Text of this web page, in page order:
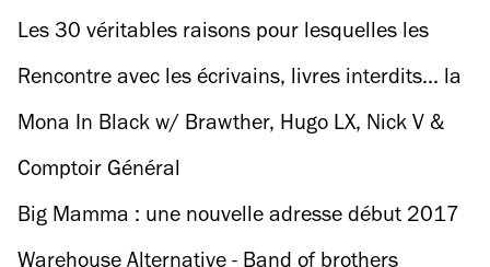
Les 30 véritables raisons pour lesquelles les
Parisiens quittent Paris
Rencontre avec les écrivains, livres interdits... la
Nuit de la Lecture c'est samedi
Mona In Black w/ Brawther, Hugo LX, Nick V &
House Dance Class
Comptoir Général
Big Mamma : une nouvelle adresse début 2017
avec des pizzas à 5 €